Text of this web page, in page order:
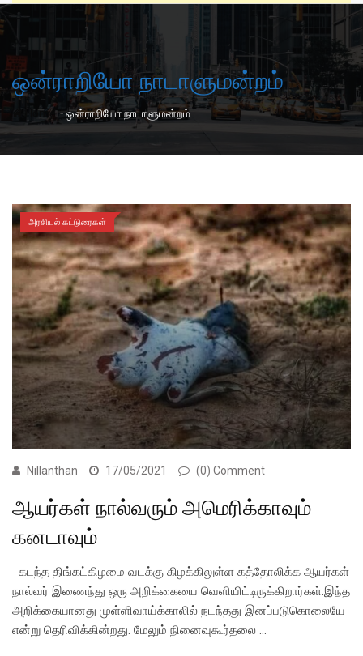
ஒன்ராறியோ நாடாளுமன்றம்
Home-ஒன்ராறியோ நாடாளுமன்றம்
அரசியல் கட்டுரைகள்
Nillanthan 17/05/2021 (0) Comment
ஆயர்கள் நால்வரும் அமெரிக்காவும்
கனடாவும்
கடந்த திங்கட்கிழமை வடக்கு கிழக்கிலுள்ள கத்தோலிக்க ஆயர்கள்
நால்வர் இணைந்து ஒரு அறிக்கையை வெளியிட்டிருக்கிறார்கள்.இந்த
அறிக்கையானது முள்ளிவாய்க்காலில் நடந்தது இனப்படுகொலையே
என்று தெரிவிக்கின்றது. மேலும் நினைவுகூர்தலை …